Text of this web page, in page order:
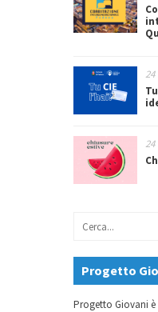
Progetto
Progetto Giovani